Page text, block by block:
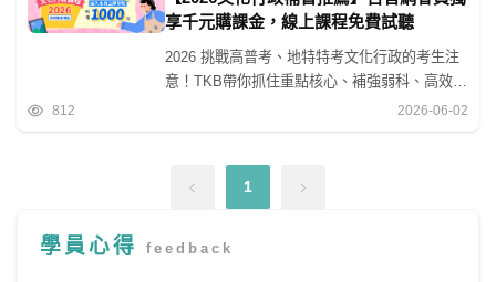
辦公室文書的一般行政，文化行政並不像一般公
職封閉，會接觸到很多不同的人，工作內容有趣
度、彈性度相對提升。
享千元購課金，線上課程免費試聽
2026 挑戰高普考、地特特考文化行政的考生注
意！TKB帶你抓住重點核心、補強弱科、高效上
2026 年成為最文青的公務員、提早進入備考狀
態，就選TKB文化行政線上課程！不限時間、地
你的專屬優惠券！
812 2026-06-02
1
學員心得 feedback